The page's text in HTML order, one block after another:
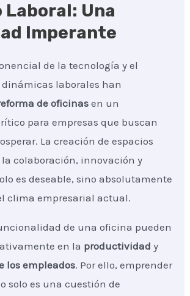
Laboral: Una
Imperante
de la tecnología y el
laborales han
de oficinas en un
para empresas que buscan
La creación de espacios
colaboración, innovación y
es deseable, sino absolutamente
clima empresarial actual.
de una oficina pueden
en la productividad y
los empleados. Por ello, emprender
solo es una cuestión de